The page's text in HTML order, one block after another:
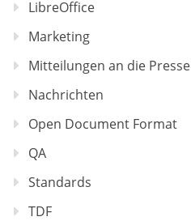
LibreOffice
Marketing
Mitteilungen an die Presse
Nachrichten
Open Document Format
QA
Standards
TDF